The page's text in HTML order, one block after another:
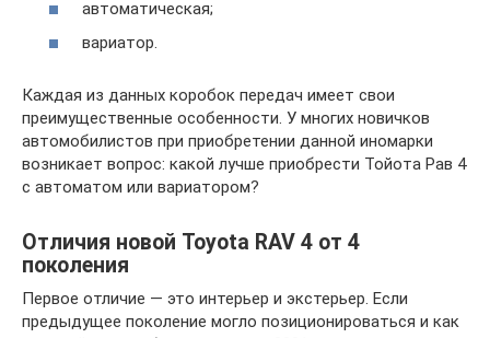
автоматическая;
вариатор.
Каждая из данных коробок передач имеет свои
преимущественные особенности. У многих новичков
автомобилистов при приобретении данной иномарки
возникает вопрос: какой лучше приобрести Тойота Рав 4
с автоматом или вариатором?
Отличия новой Toyota RAV 4 от 4
поколения
Первое отличие — это интерьер и экстерьер. Если
предыдущее поколение могло позиционироваться и как